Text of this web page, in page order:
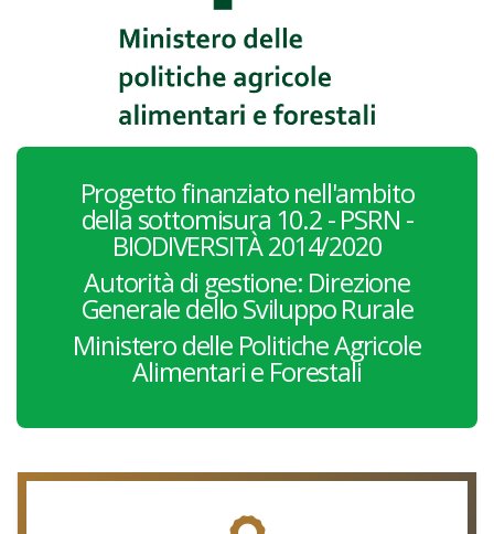
Progetto finanziato nell'ambito
della sottomisura 10.2 - PSRN -
BIODIVERSITÀ 2014/2020
Autorità di gestione: Direzione
Generale dello Sviluppo Rurale
Ministero delle Politiche Agricole
Alimentari e Forestali